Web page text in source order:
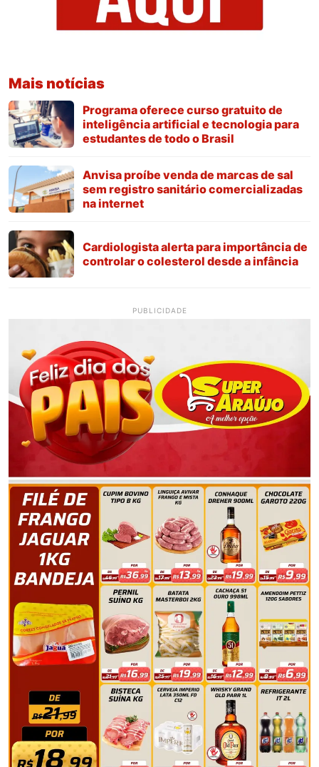
Mais notícias
Programa oferece curso gratuito de
inteligência artificial e tecnologia para
estudantes de todo o Brasil
Anvisa proíbe venda de marcas de sal
sem registro sanitário comercializadas
na internet
Cardiologista alerta para importância de
controlar o colesterol desde a infância
PUBLICIDADE